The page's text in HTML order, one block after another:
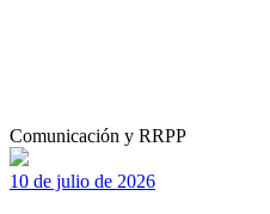
Comunicación y RRPP
10 de julio de 2026